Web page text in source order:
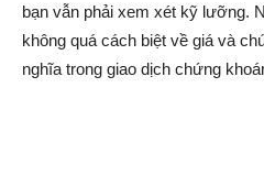
bạn vẫn phải xem xét kỹ lưỡng.
không quá cách biệt về giá và
nghĩa trong giao dịch chứng